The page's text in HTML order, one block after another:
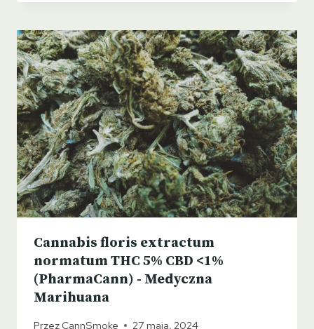
Cannabis floris extractum
normatum THC 5% CBD <1%
(PharmaCann) - Medyczna
Marihuana
Przez CannSmoke 27 maja, 2024